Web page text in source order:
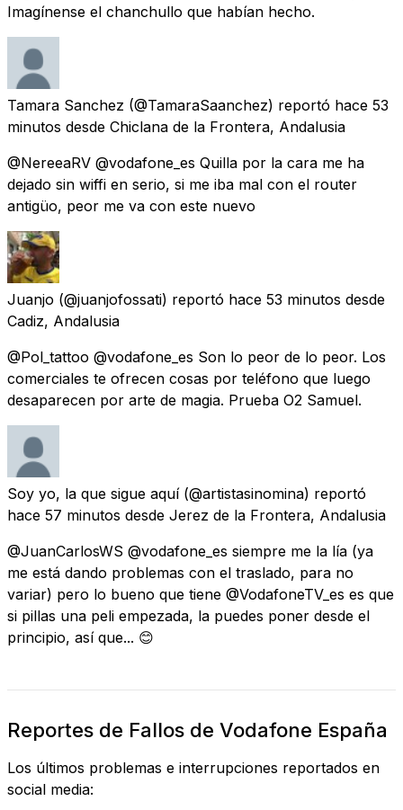
Imagínense el chanchullo que habían hecho.
Tamara Sanchez (@TamaraSaanchez) reportó hace 53
minutos desde Chiclana de la Frontera, Andalusia
@NereeaRV @vodafone_es Quilla por la cara me ha
dejado sin wiffi en serio, si me iba mal con el router
antigüo, peor me va con este nuevo
Juanjo (@juanjofossati) reportó hace 53 minutos desde
Cadiz, Andalusia
@Pol_tattoo @vodafone_es Son lo peor de lo peor. Los
comerciales te ofrecen cosas por teléfono que luego
desaparecen por arte de magia. Prueba O2 Samuel.
Soy yo, la que sigue aquí (@artistasinomina) reportó
hace 57 minutos desde Jerez de la Frontera, Andalusia
@JuanCarlosWS @vodafone_es siempre me la lía (ya
me está dando problemas con el traslado, para no
variar) pero lo bueno que tiene @VodafoneTV_es es que
si pillas una peli empezada, la puedes poner desde el
principio, así que... 😊
Reportes de Fallos de Vodafone España
Los últimos problemas e interrupciones reportados en
social media: